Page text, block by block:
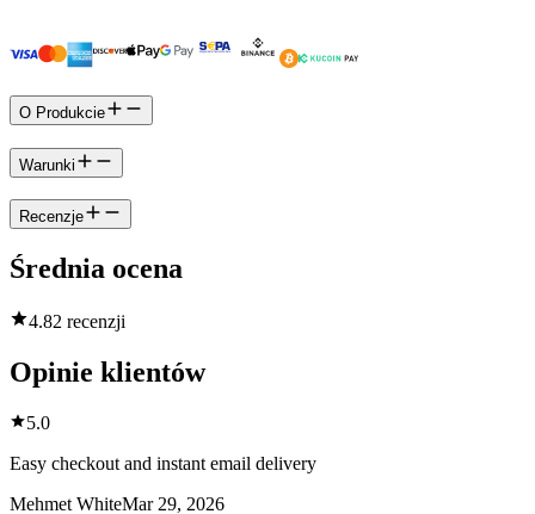
O Produkcie
Warunki
Recenzje
Średnia ocena
4.82 recenzji
Opinie klientów
5.0
Easy checkout and instant email delivery
Mehmet WhiteMar 29, 2026